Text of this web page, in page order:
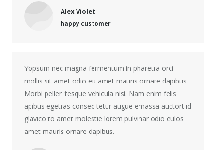
Alex Violet
happy customer
Yopsum nec magna fermentum in pharetra orci
mollis sit amet odio eu amet mauris ornare dapibus.
Morbi pellen tesque vehicula nisi. Nam enim felis
apibus egetras consec tetur augue emassa auctort id
glavico to amet molestie lorem pulvinar odio eulos
amet mauris ornare dapibus.